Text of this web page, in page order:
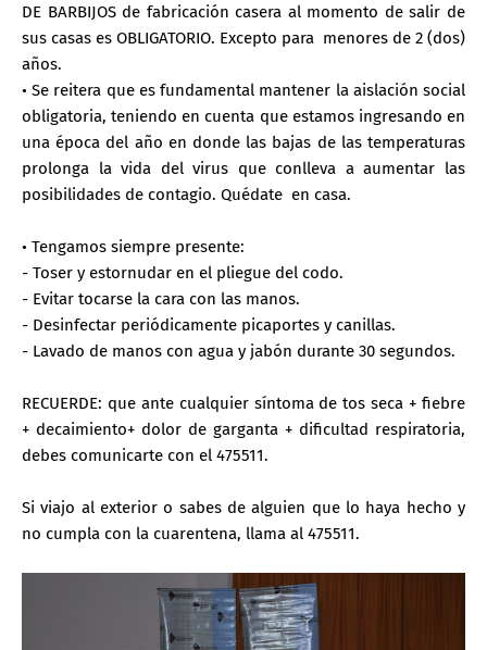
DE BARBIJOS de fabricación casera al momento de salir de
sus casas es OBLIGATORIO. Excepto para menores de 2 (dos)
años.
• Se reitera que es fundamental mantener la aislación social
obligatoria, teniendo en cuenta que estamos ingresando en
una época del año en donde las bajas de las temperaturas
prolonga la vida del virus que conlleva a aumentar las
posibilidades de contagio. Quédate en casa.
• Tengamos siempre presente:
- Toser y estornudar en el pliegue del codo.
- Evitar tocarse la cara con las manos.
- Desinfectar periódicamente picaportes y canillas.
- Lavado de manos con agua y jabón durante 30 segundos.
RECUERDE: que ante cualquier síntoma de tos seca + fiebre
+ decaimiento+ dolor de garganta + dificultad respiratoria,
debes comunicarte con el 475511.
Si viajo al exterior o sabes de alguien que lo haya hecho y
no cumpla con la cuarentena, llama al 475511.